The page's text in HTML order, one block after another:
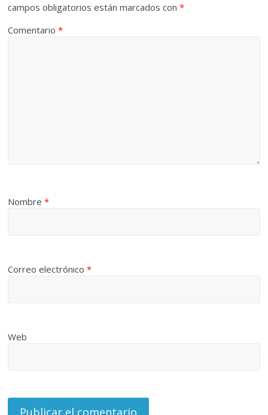
campos obligatorios están marcados con*
Comentario*
Nombre*
Correo electrónico*
Web